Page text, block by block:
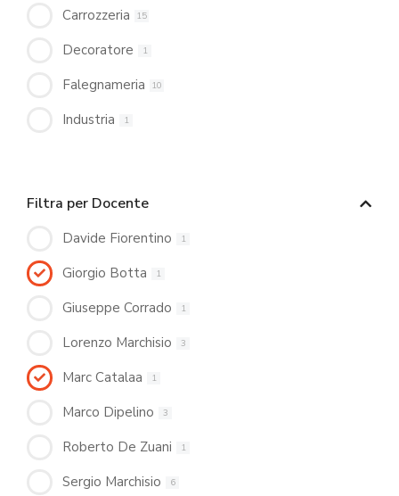
Carrozzeria 15
Decoratore 1
Falegnameria 10
Industria 1
Filtra per Docente
Davide Fiorentino 1
Giorgio Botta 1
Giuseppe Corrado 1
Lorenzo Marchisio 3
Marc Catalaa 1
Marco Dipelino 3
Roberto De Zuani 1
Sergio Marchisio 6